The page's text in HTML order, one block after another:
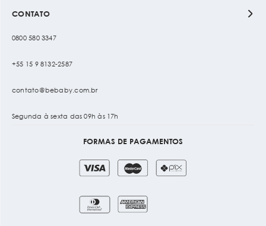
CONTATO
0800 580 3347
+55 15 9 8132-2587
contato@bebaby.com.br
Segunda à sexta das 09h às 17h
FORMAS DE PAGAMENTOS